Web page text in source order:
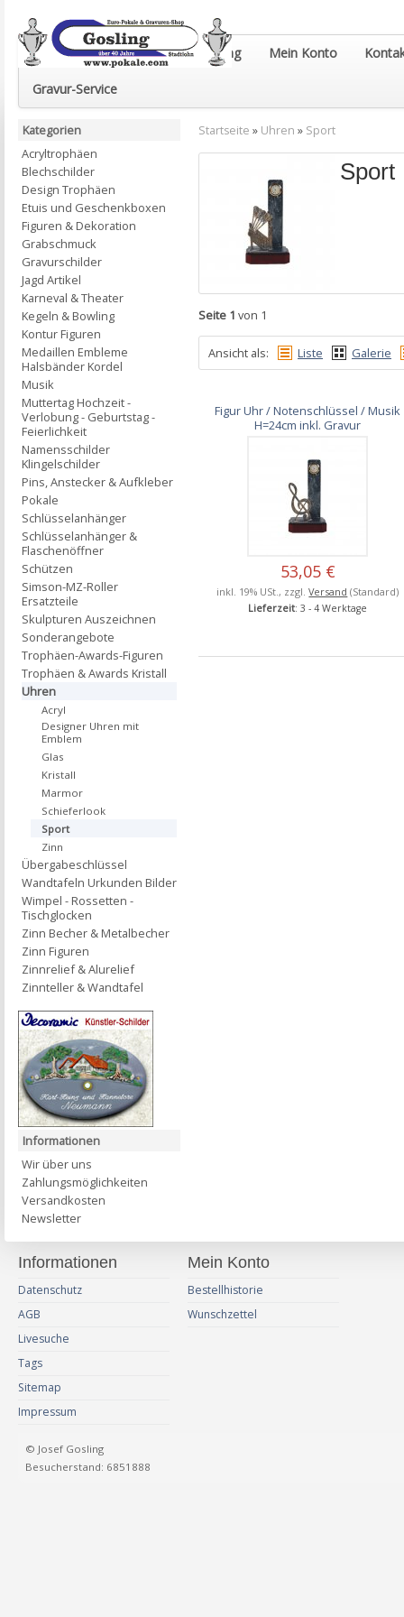
Euro-Pokale & Gravur-Shop Gosling Mein Konto
Gravur-Service
Startseite » Uhren » Sport
Sport
Seite 1 von 1
Ansicht als: Liste Galerie
Figur Uhr / Notenschlüssel / Musik
H=24cm inkl. Gravur
53,05 €
inkl. 19% USt., zzgl.Versand (Standard)
Lieferzeit: 3 - 4 Werktage
Kategorien
Acryltrophäen
Blechschilder
Design Trophäen
Etuis und Geschenkboxen
Figuren & Dekoration
Grabschmuck
Gravurschilder
Jagd Artikel
Karneval & Theater
Kegeln & Bowling
Kontur Figuren
Medaillen Embleme
Halsbänder Kordel
Musik
Muttertag Hochzeit -
Verlobung - Geburtstag -
Feierlichkeit
Namensschilder
Klingelschilder
Pins, Anstecker & Aufkleber
Pokale
Schlüsselanhänger
Schlüsselanhänger &
Flaschenöffner
Schützen
Simson-MZ-Roller
Ersatzteile
Skulpturen Auszeichnen
Sonderangebote
Trophäen-Awards-Figuren
Trophäen & Awards Kristall
Uhren
Acryl
Designer Uhren mit
Emblem
Glas
Kristall
Marmor
Schieferlook
Sport
Zinn
Übergabeschlüssel
Wandtafeln Urkunden Bilder
Wimpel - Rossetten -
Tischglocken
Zinn Becher & Metalbecher
Zinn Figuren
Zinnrelief & Alurelief
Zinnteller & Wandtafel
Informationen
Wir über uns
Zahlungsmöglichkeiten
Versandkosten
Newsletter
Informationen
Datenschutz
AGB
Livesuche
Tags
Sitemap
Impressum
Mein Konto
Bestellhistorie
Wunschzettel
© Josef Gosling
Besucherstand: 6851888